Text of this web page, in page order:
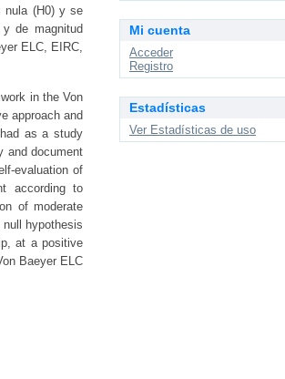
nula (H0) y se
de magnitud
ELC, EIRC,
in the Von
approach and
as a study
and document
evaluation of
according to
of moderate
hypothesis
at a positive
Baeyer ELC
Mi cuenta
Acceder
Registro
Estadísticas
Ver Estadísticas de uso